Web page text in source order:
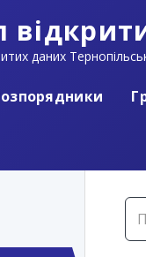
даних